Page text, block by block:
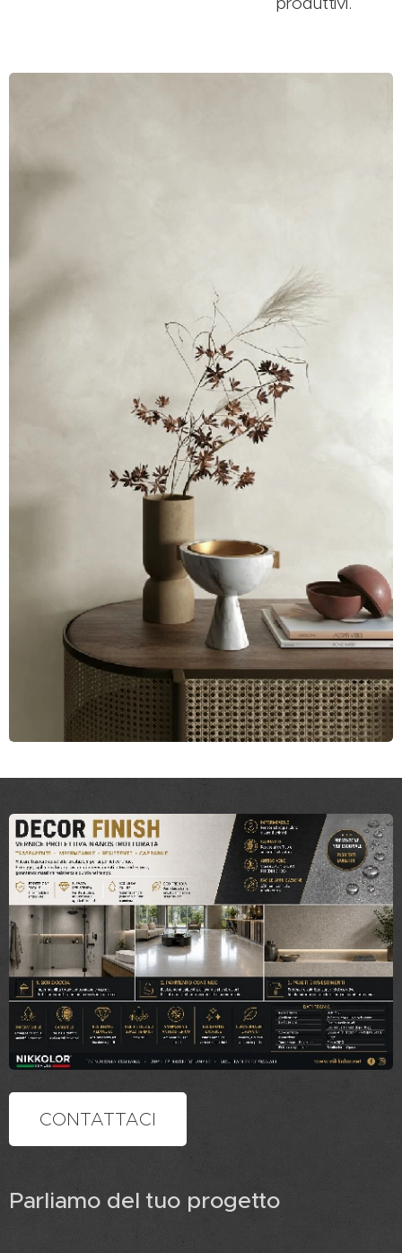
CONTATTACI
Parliamo del tuo progetto